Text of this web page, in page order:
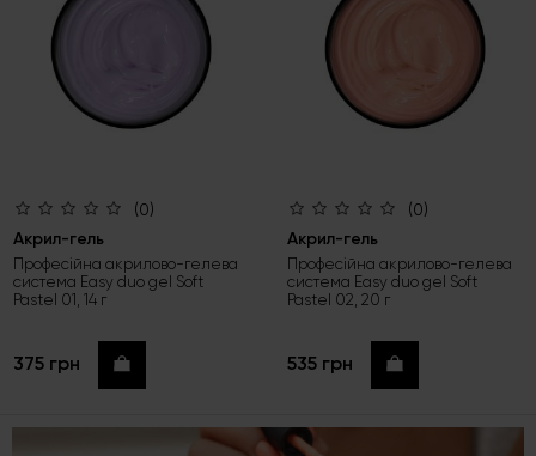
(0)
Акрил-гель
Професійна акрилово-гелева
система Easy duo gel Soft
Pastel 01, 14 г
375 грн Купити
(0)
Акрил-гель
Професійна акрилово-гелева
система Easy duo gel Soft
Pastel 02, 20 г
535 грн Купити